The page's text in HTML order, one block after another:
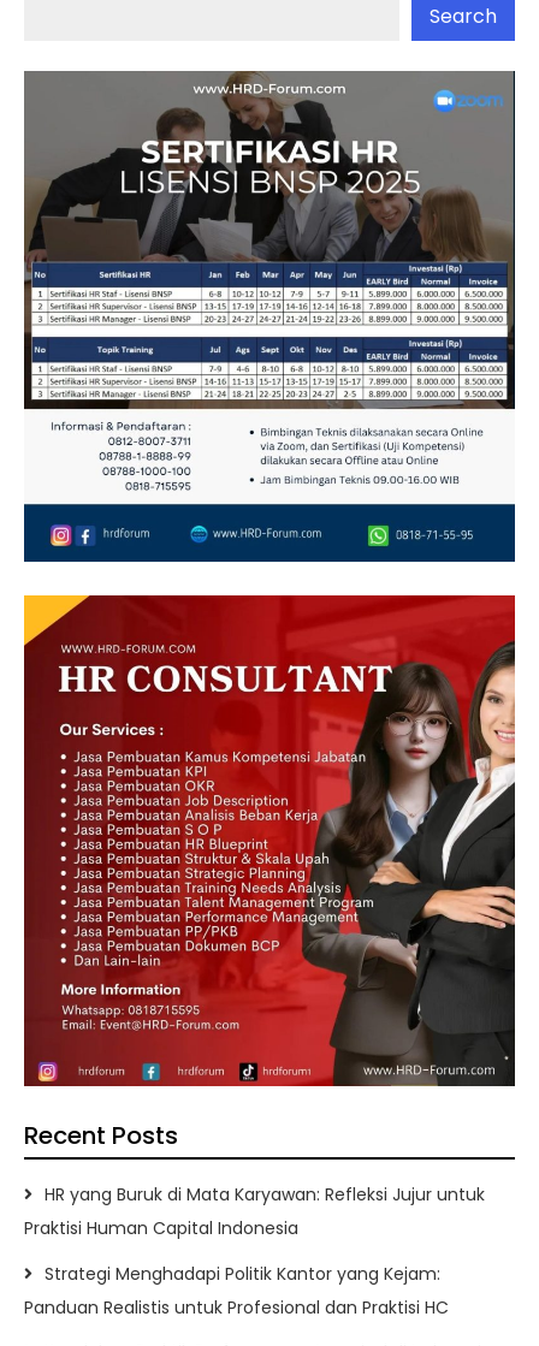
Search
Recent Posts
HR yang Buruk di Mata Karyawan: Refleksi Jujur untuk
Praktisi Human Capital Indonesia
Strategi Menghadapi Politik Kantor yang Kejam:
Panduan Realistis untuk Profesional dan Praktisi HC